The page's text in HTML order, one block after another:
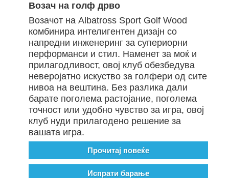
Возач на голф дрво
Возачот на Albatross Sport Golf Wood
комбинира интелигентен дизајн со
напредни инженеринг за супериорни
перформанси и стил. Наменет за моќ и
прилагодливост, овој клуб обезбедува
неверојатно искуство за голфери од сите
нивоа на вештина. Без разлика дали
барате поголема растојание, поголема
точност или удобно чувство за игра, овој
клуб нуди прилагодено решение за
вашата игра.
Прочитај повеќе
Испрати барање